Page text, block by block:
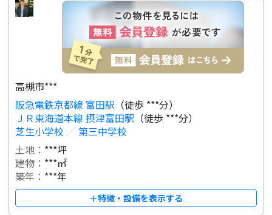
高槻市***
阪急電鉄京都線 富田駅 （徒歩 ***分）
ＪＲ東海道本線 摂津富田駅 （徒歩 ***分）
芝生小学校 ／ 第三中学校
土地： ***坪
建物： ***㎡
築年： ***年
＋特徴・設備を表示する